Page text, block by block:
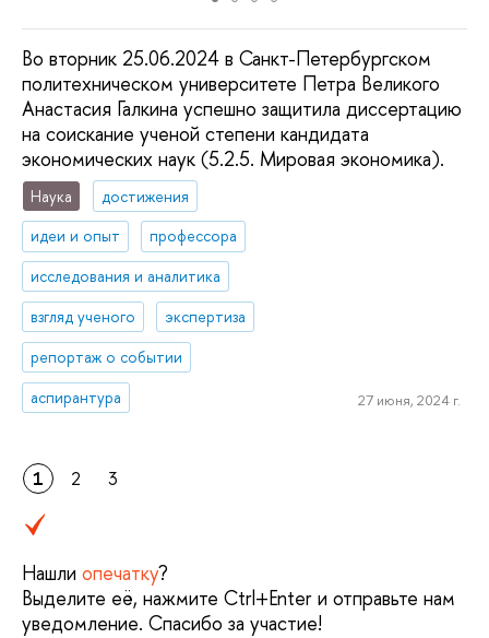
Во вторник 25.06.2024 в Санкт-Петербургском
политехническом университете Петра Великого
Анастасия Галкина успешно защитила диссертацию
на соискание ученой степени кандидата
экономических наук (5.2.5. Мировая экономика).
Наука
достижения
идеи и опыт
профессора
исследования и аналитика
взгляд ученого
экспертиза
репортаж о событии
аспирантура
27 июня, 2024 г.
1 2 3
Нашли опечатку?
Выделите её, нажмите Ctrl+Enter и отправьте нам
уведомление. Спасибо за участие!